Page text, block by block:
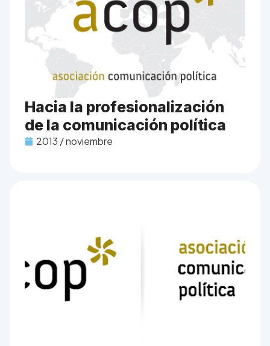
Hacia la profesionalización
de la comunicación política
2013 / noviembre